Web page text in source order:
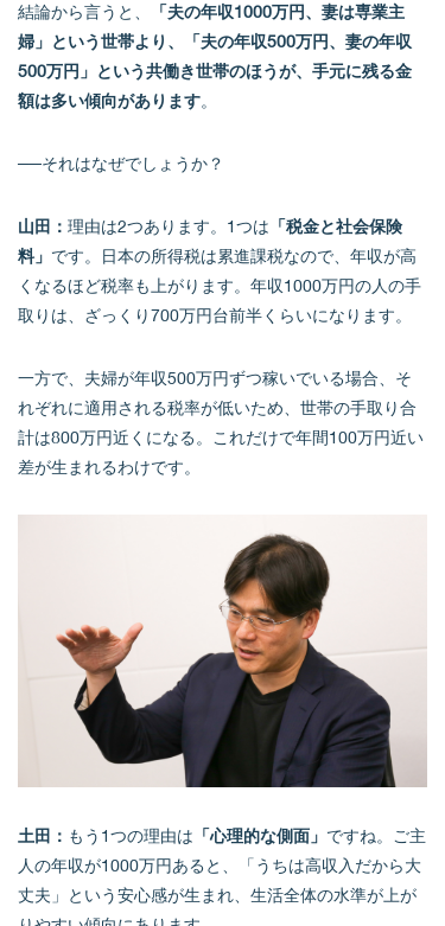
結論から言うと、
「夫の年収1000万円、妻は専業主
婦」という世帯より、「夫の年収500万円、妻の年収
500万円」という共働き世帯のほうが、手元に残る金
額は多い傾向があります。
──それはなぜでしょうか？
山田： 理由は2つあります。1つは 「税金と社会保険
料」 です。日本の所得税は累進課税なので、年収が高
くなるほど税率も上がります。年収1000万円の人の手
取りは、ざっくり700万円台前半くらいになります。
一方で、夫婦が年収500万円ずつ稼いでいる場合、そ
れぞれに適用される税率が低いため、世帯の手取り合
計は800万円近くになる。これだけで年間100万円近い
差が生まれるわけです。
土田： もう1つの理由は 「心理的な側面」 ですね。ご主
人の年収が1000万円あると、「うちは高収入だから大
丈夫」という安心感が生まれ、生活全体の水準が上が